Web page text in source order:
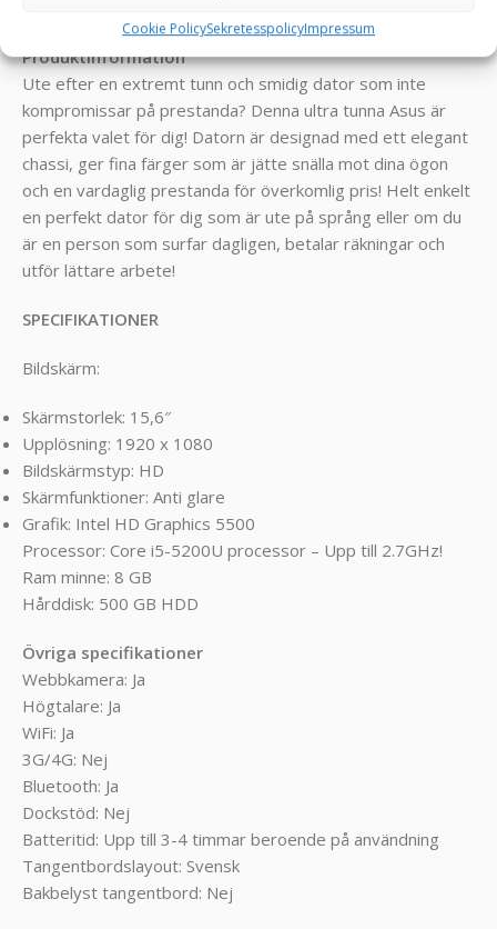
Cookie PolicySekretesspolicyImpressum
Produktinformation
Ute efter en extremt tunn och smidig dator som inte
kompromissar på prestanda? Denna ultra tunna Asus är
perfekta valet för dig! Datorn är designad med ett elegant
chassi, ger fina färger som är jätte snälla mot dina ögon
och en vardaglig prestanda för överkomlig pris! Helt enkelt
en perfekt dator för dig som är ute på språng eller om du
är en person som surfar dagligen, betalar räkningar och
utför lättare arbete!
SPECIFIKATIONER
Bildskärm:
Skärmstorlek: 15,6″
Upplösning: 1920 x 1080
Bildskärmstyp: HD
Skärmfunktioner: Anti glare
Grafik: Intel HD Graphics 5500
Processor: Core i5-5200U processor – Upp till 2.7GHz!
Ram minne: 8 GB
Hårddisk: 500 GB HDD
Övriga specifikationer
Webbkamera: Ja
Högtalare: Ja
WiFi: Ja
3G/4G: Nej
Bluetooth: Ja
Dockstöd: Nej
Batteritid: Upp till 3-4 timmar beroende på användning
Tangentbordslayout: Svensk
Bakbelyst tangentbord: Nej